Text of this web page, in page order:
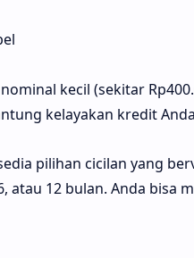
kecil (sekitar
kelayakan kredit
pilihan cicilan yang
atau 12 bulan. Anda bisa